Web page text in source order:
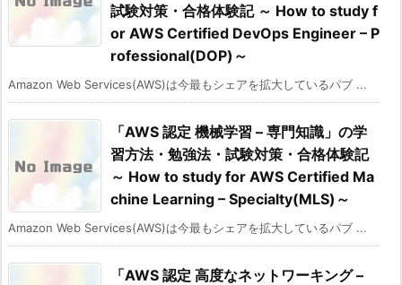
試験対策・合格体験記 ～ How to study f
or AWS Certified DevOps Engineer – P
rofessional(DOP)～
Amazon Web Services(AWS)は今最もシェアを拡大しているパブ ...
「AWS 認定 機械学習 – 専門知識」の学
習方法・勉強法・試験対策・合格体験記
～ How to study for AWS Certified Ma
chine Learning – Specialty(MLS)～
Amazon Web Services(AWS)は今最もシェアを拡大しているパブ ...
「AWS 認定 高度なネットワーキング –